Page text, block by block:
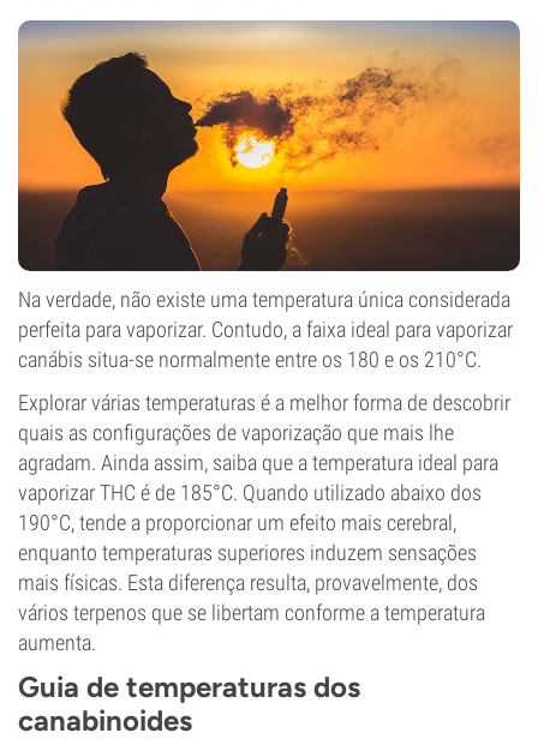
Na verdade, não existe uma temperatura única considerada
perfeita para vaporizar. Contudo, a faixa ideal para vaporizar
canábis situa-se normalmente entre os 180 e os 210°C.
Explorar várias temperaturas é a melhor forma de descobrir
quais as configurações de vaporização que mais lhe
agradam. Ainda assim, saiba que a temperatura ideal para
vaporizar THC é de 185°C. Quando utilizado abaixo dos
190°C, tende a proporcionar um efeito mais cerebral,
enquanto temperaturas superiores induzem sensações
mais físicas. Esta diferença resulta, provavelmente, dos
vários terpenos que se libertam conforme a temperatura
aumenta.
Guia de temperaturas dos
canabinoides